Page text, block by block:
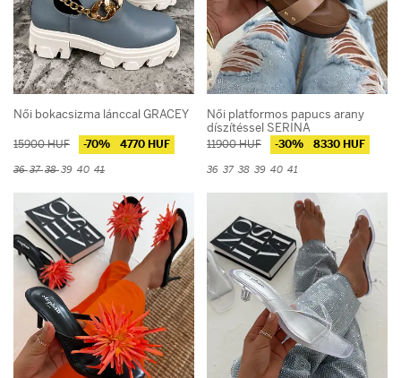
Női bokacsizma lánccal GRACEY
15900 HUF -70% 4770 HUF
36373839 40 41
Női platformos papucs arany
díszítéssel SERINA
11900 HUF -30% 8330 HUF
36 37 38 39 40 41